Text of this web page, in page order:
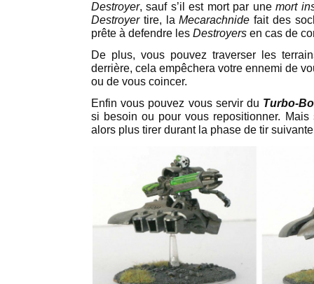
Destroyer, sauf s’il est mort par unemort
Destroyer tire, laMecarachnidefait des
prête à defendre les Destroyers en cas de
De plus, vous pouvez traverser les
derrière, cela empêchera votre ennemi de
ou de vous coincer.
Enfin vous pouvez vous servir du Turbo-
si besoin ou pour vous repositionner.
alors plus tirer durant la phase de tir